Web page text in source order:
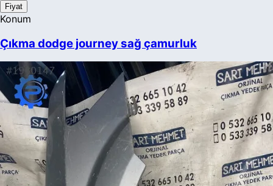
Fiyat
Konum
Çıkma dodge journey sağ çamurluk